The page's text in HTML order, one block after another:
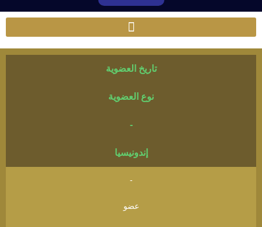
تاريخ العضوية
نوع العضوية
-
إندونيسيا
-
عضو